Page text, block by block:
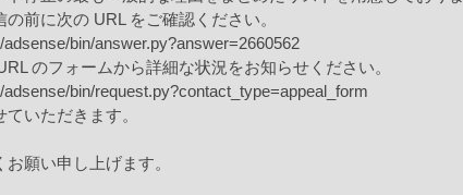
前に次の URL をご確認ください。
bin/answer.py?answer=2660562
のフォームから詳細な状況をお知らせください。
bin/request.py?contact_type=appeal_form
いただきます。
願い申し上げます。